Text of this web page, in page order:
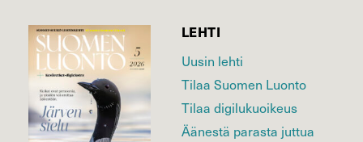
LEHTI
Uusin lehti
Tilaa Suomen Luonto
Tilaa digilukuoikeus
Äänestä parasta juttua